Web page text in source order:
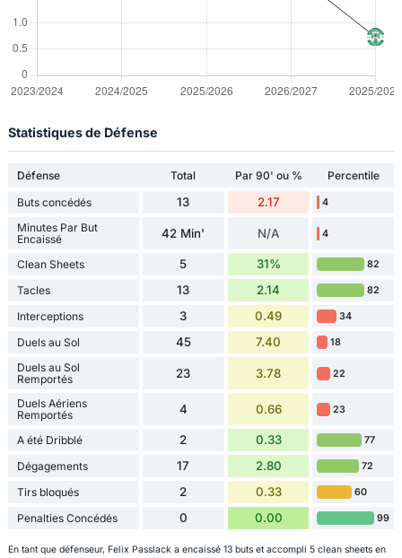
Statistiques de Défense
Défense Total Par 90' ou %
Percentile
Buts concédés
13 2.17 4
Minutes Par But
Encaissé
42 Min' N/A 4
Clean Sheets 5 31% 82
Tacles 13 2.14 82
Interceptions 3 0.49 34
Duels au Sol 45 7.40 18
Duels au Sol
Remportés
23 3.78 22
Duels Aériens
Remportés
4 0.66 23
A été Dribblé 2 0.33 77
Dégagements 17 2.80 72
Tirs bloqués 2 0.33 60
Penalties Concédés 0 0.00 99
En tant que défenseur, Felix Passlack a encaissé 13 buts et accompli 5 clean sheets en